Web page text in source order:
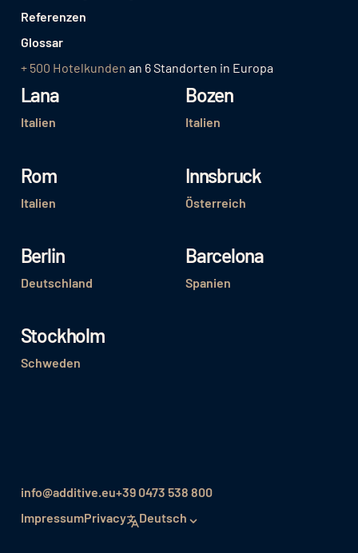
Referenzen
Glossar
+ 500 Hotelkunden an 6 Standorten in Europa
Lana
Italien
Bozen
Italien
Rom
Italien
Innsbruck
Österreich
Berlin
Deutschland
Barcelona
Spanien
Stockholm
Schweden
info@additive.eu+39 0473 538 800
ImpressumPrivacy Deutsch